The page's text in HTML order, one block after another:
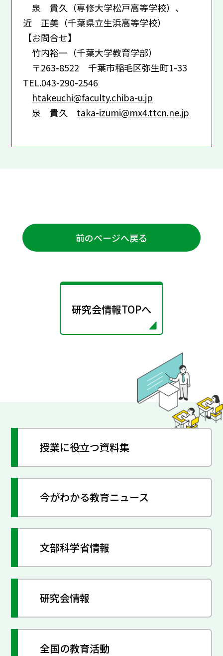
泉 貴久（専修大学松戸高等学校）、
近 正美（千葉県立生浜高等学校）
【お問合せ】
竹内裕一（千葉大学教育学部）
〒263-8522 千葉市稲毛区弥生町1-33
TEL.043-290-2546
htakeuchi@faculty.chiba-u.jp
泉 貴久 taka-izumi@mx4.ttcn.ne.jp
前のページへ戻る
研究会情報TOPへ
授業に役立つ資料集
今がわかる教育ニュース
文部科学省情報
研究会情報
全国の教育活動